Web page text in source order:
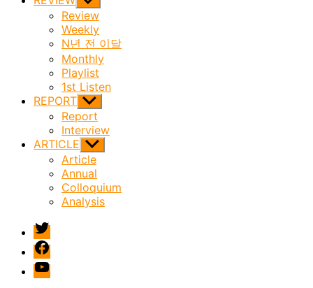
sub
menu
Review
Weekly
N년 전 이달
Monthly
Playlist
1st Listen
REPORT Show
sub
menu
Report
Interview
ARTICLE Show
sub
menu
Article
Annual
Colloquium
Analysis
twitter
facebook
Youtube